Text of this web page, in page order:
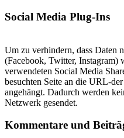
Social Media Plug-Ins
Um zu verhindern, dass Daten
(Facebook, Twitter, Instagram)
verwendeten Social Media
besuchten Seite an die URL-
angehängt. Dadurch werden
Netzwerk gesendet.
Kommentare und